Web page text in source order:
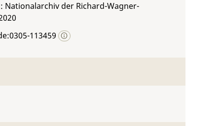
Nationalarchiv der Richard-Wagner-
113459